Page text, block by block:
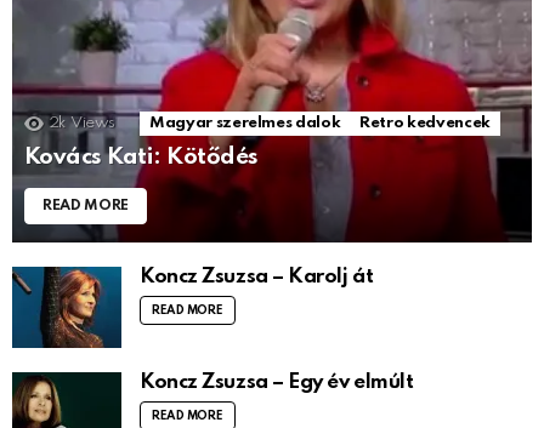
2k Views Magyar szerelmes dalok Retro kedvencek
Kovács Kati: Kötődés
READ MORE
Koncz Zsuzsa – Karolj át
READ MORE
Koncz Zsuzsa – Egy év elmúlt
READ MORE